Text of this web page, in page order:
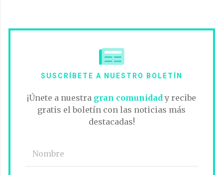
SUSCRÍBETE A NUESTRO BOLETÍN
¡Únete a nuestra gran comunidad y recibe
gratis el boletín con las noticias más
destacadas!